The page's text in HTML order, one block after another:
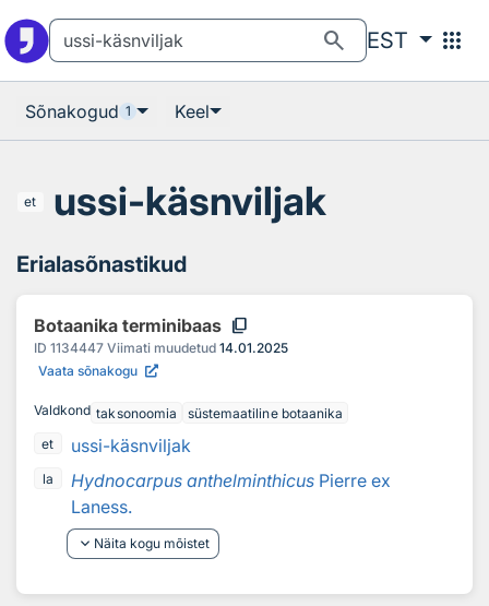
search EST apps
Sõnakogud 1 Keel
et ussi-käsnviljak
Erialasõnastikud
Botaanika terminibaas content_copy
ID 1134447 Viimati muudetud 14.01.2025
Vaata sõnakogu
Valdkond taksonoomia
süstemaatiline botaanika
et
ussi-käsnviljak
la Hydnocarpus anthelminthicusPierre ex
Laness.
keyboard_arrow_down Näita kogu mõistet